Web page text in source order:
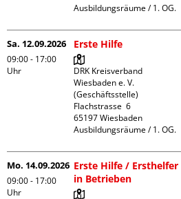
Ausbildungsräume / 1. OG.
Sa. 12.09.2026
09:00 - 17:00
Uhr
Erste Hilfe
DRK Kreisverband
Wiesbaden e. V.
(Geschäftsstelle)
Flachstrasse  6
65197 Wiesbaden
Ausbildungsräume / 1. OG.
Mo. 14.09.2026
09:00 - 17:00
Uhr
Erste Hilfe / Ersthelfer
in Betrieben